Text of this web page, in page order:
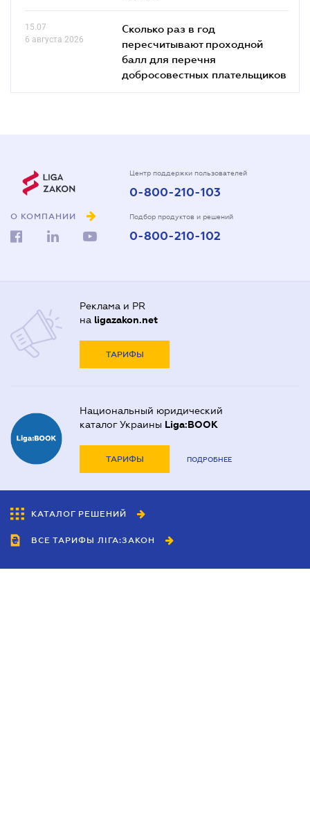
15.07
6 августа 2026
Сколько раз в год
пересчитывают проходной
балл для перечня
добросовестных плательщиков
О КОМПАНИИ
Центр поддержки пользователей
0-800-210-103
Подбор продуктов и решений
0-800-210-102
Реклама и PR
на ligazakon.net
ТАРИФЫ
Национальный юридический
каталог Украины Liga:BOOK
ТАРИФЫ ПОДРОБНЕЕ
КАТАЛОГ РЕШЕНИЙ
ВСЕ ТАРИФЫ ЛІГА:ЗАКОН